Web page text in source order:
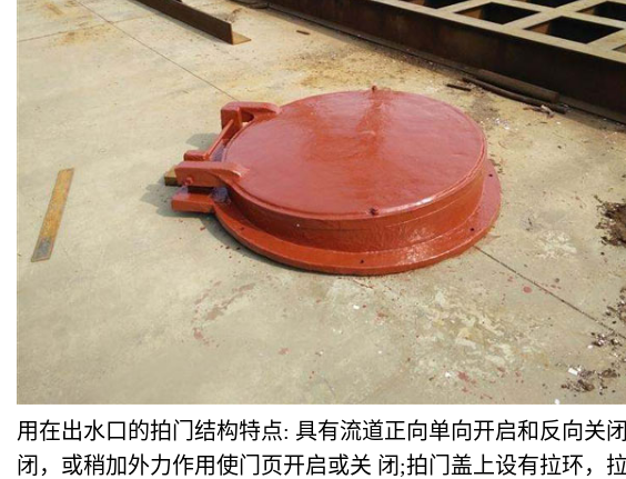
用在出水口的拍门结构特点: 具有流道正向单向开启和反向关
闭，或稍加外力作用使门页开启或关 闭;拍门盖上设有拉环，